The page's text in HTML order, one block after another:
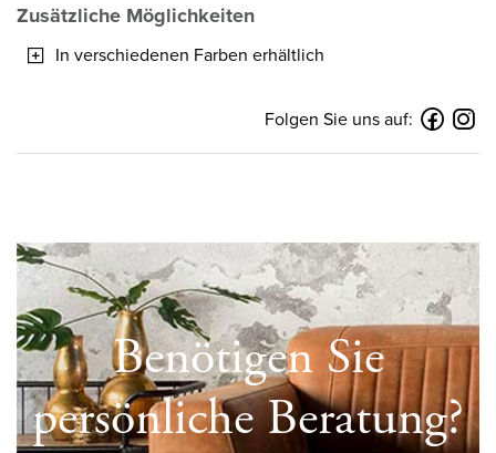
Zusätzliche Möglichkeiten
In verschiedenen Farben erhältlich
Folgen Sie uns auf:
Benötigen Sie
persönliche Beratung?